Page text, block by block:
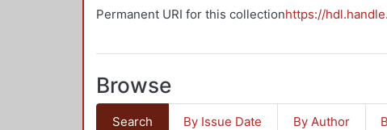
Permanent URI for this collectionhttps://
Browse
Search By Issue Date By Author